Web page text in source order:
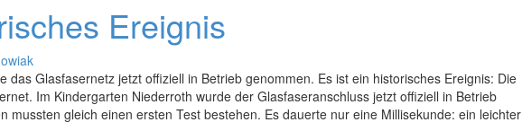
Ereignis
das Glasfasernetz jetzt offiziell in Betrieb genommen. Es ist ein historisches Ereignis: Die
Im Kindergarten Niederroth wurde der Glasfaseranschluss jetzt offiziell in Betrieb
mussten gleich einen ersten Test bestehen. Es dauerte nur eine Millisekunde: ein leichter